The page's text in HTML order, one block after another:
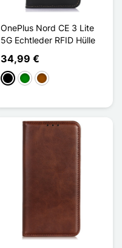
OnePlus Nord CE 3 Lite
5G Echtleder RFID Hülle
34,99 €
Schwarz
GrünBraun